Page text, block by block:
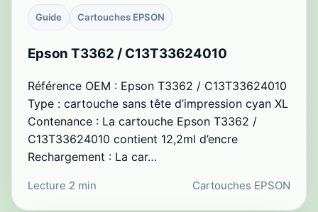
Guide Cartouches EPSON
Epson T3362 / C13T33624010
Référence OEM : Epson T3362 / C13T33624010
Type : cartouche sans tête d’impression cyan XL
Contenance : La cartouche Epson T3362 /
C13T33624010 contient 12,2ml d’encre
Rechargement : La car…
Lecture 2 min Cartouches EPSON